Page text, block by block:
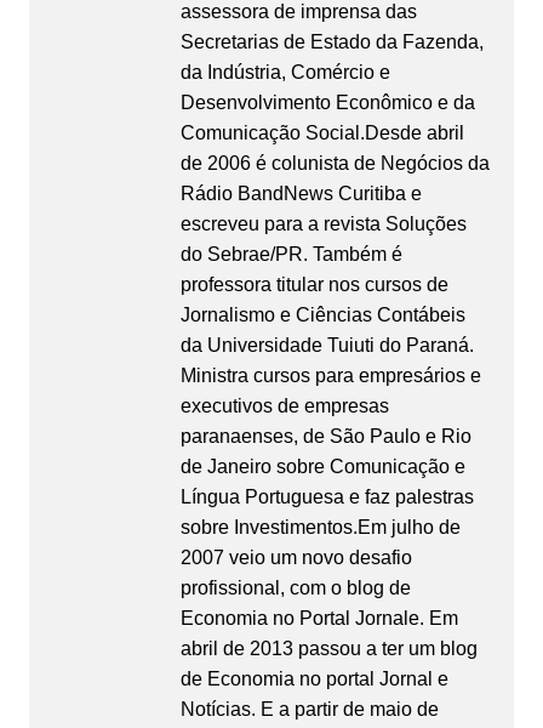
assessora de imprensa das
Secretarias de Estado da Fazenda,
da Indústria, Comércio e
Desenvolvimento Econômico e da
Comunicação Social.Desde abril
de 2006 é colunista de Negócios da
Rádio BandNews Curitiba e
escreveu para a revista Soluções
do Sebrae/PR. Também é
professora titular nos cursos de
Jornalismo e Ciências Contábeis
da Universidade Tuiuti do Paraná.
Ministra cursos para empresários e
executivos de empresas
paranaenses, de São Paulo e Rio
de Janeiro sobre Comunicação e
Língua Portuguesa e faz palestras
sobre Investimentos.Em julho de
2007 veio um novo desafio
profissional, com o blog de
Economia no Portal Jornale. Em
abril de 2013 passou a ter um blog
de Economia no portal Jornal e
Notícias. E a partir de maio de